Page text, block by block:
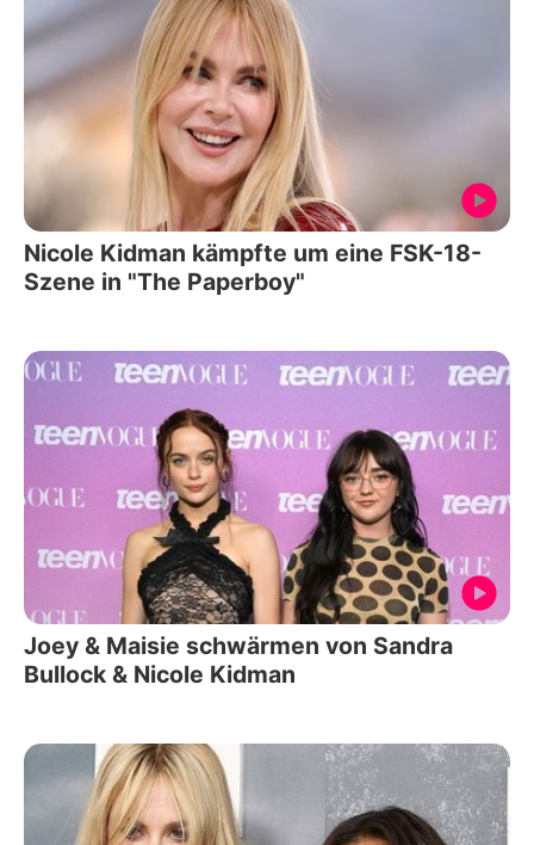
Nicole Kidman kämpfte um eine FSK-18-
Szene in "The Paperboy"
Joey & Maisie schwärmen von Sandra
Bullock & Nicole Kidman